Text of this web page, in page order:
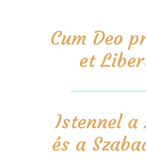
Cum Deo
et
Istennel a
és a